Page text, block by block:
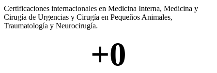
Certificaciones internacionales en Medicina Interna, Medicina y
Cirugía de Urgencias y Cirugía en Pequeños Animales,
Traumatología y Neurocirugía.
+0